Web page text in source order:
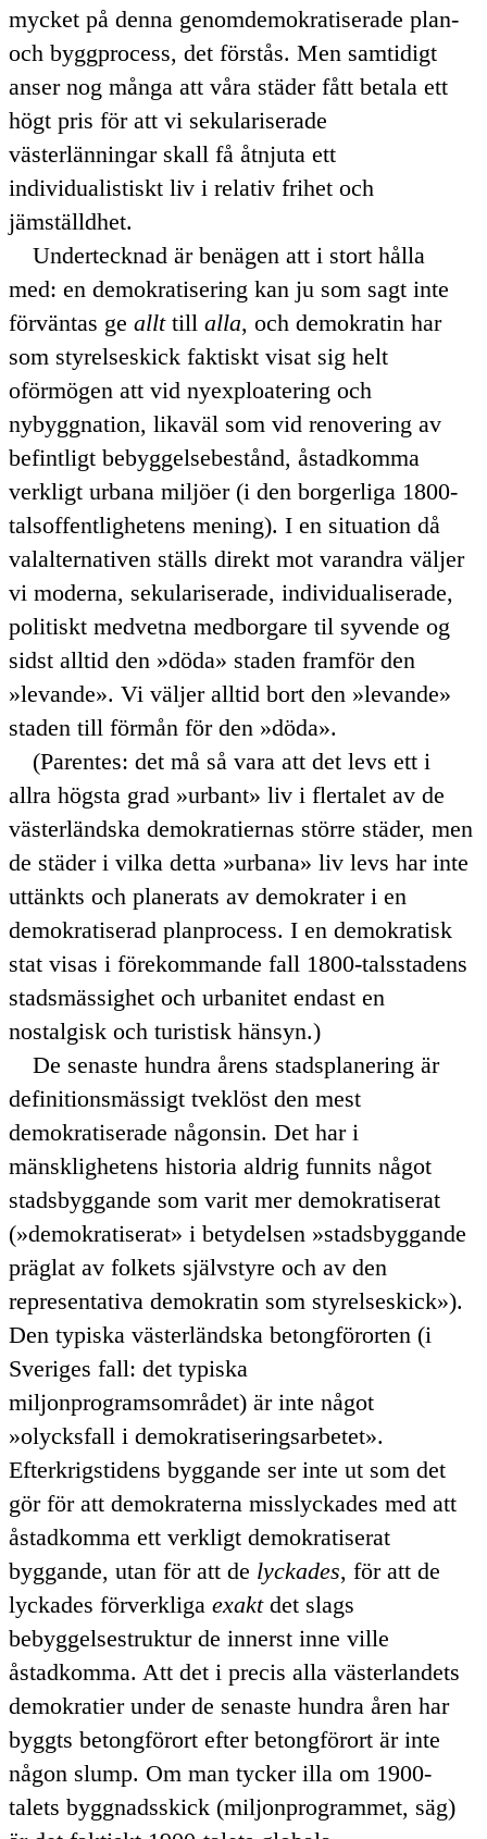
mycket på denna genomdemokratiserade plan-
och byggprocess, det förstås. Men samtidigt
anser nog många att våra städer fått betala ett
högt pris för att vi sekulariserade
västerlänningar skall få åtnjuta ett
individualistiskt liv i relativ frihet och
jämställdhet.
Undertecknad är benägen att i stort hålla
med: en demokratisering kan ju som sagt inte
förväntas ge allttill alla, och demokratin har
som styrelseskick faktiskt visat sig helt
oförmögen att vid nyexploatering och
nybyggnation, likaväl som vid renovering av
befintligt bebyggelsebestånd, åstadkomma
verkligt urbana miljöer (i den borgerliga 1800-
talsoffentlighetens mening). I en situation då
valalternativen ställs direkt mot varandra väljer
vi moderna, sekulariserade, individualiserade,
politiskt medvetna medborgare til syvende og
sidst alltid den döda
staden framför den
levande . Vi väljer alltid bort den
levande
staden till förmån för den
döda .
(Parentes: det må så vara att det levs ett i
allra högsta grad
urbant
liv i flertalet av de
västerländska demokratiernas större städer, men
de städer i vilka detta
urbana
liv levs har inte
uttänkts och planerats av demokrater i en
demokratiserad planprocess. I en demokratisk
stat visas i förekommande fall 1800-talsstadens
stadsmässighet och urbanitet endast en
nostalgisk och turistisk hänsyn.)
De senaste hundra årens stadsplanering är
definitionsmässigt tveklöst den mest
demokratiserade någonsin. Det har i
mänsklighetens historia aldrig funnits något
stadsbyggande som varit mer demokratiserat
( demokratiserat i betydelsen
stadsbyggande
präglat av folkets självstyre och av den
representativa demokratin som styrelseskick ).
Den typiska västerländska betongförorten (i
Sveriges fall: det typiska
miljonprogramsområdet) är inte något
olycksfall i demokratiseringsarbetet .
Efterkrigstidens byggande ser inte ut som det
gör för att demokraterna misslyckades med att
åstadkomma ett verkligt demokratiserat
byggande, utan för att de lyckades, för att de
lyckades förverkliga exaktdet slags
bebyggelsestruktur de innerst inne ville
åstadkomma. Att det i precis alla västerlandets
demokratier under de senaste hundra åren har
byggts betongförort efter betongförort är inte
någon slump. Om man tycker illa om 1900-
talets byggnadsskick (miljonprogrammet, säg)